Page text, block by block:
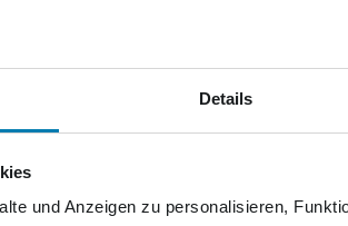
Details
und Anzeigen zu personalisieren,
Paket
29
Unsere Vorteile im Detail:
Rechnung statt Vorkasse